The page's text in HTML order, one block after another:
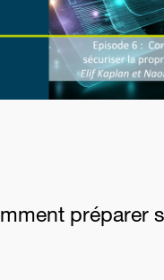
préparer